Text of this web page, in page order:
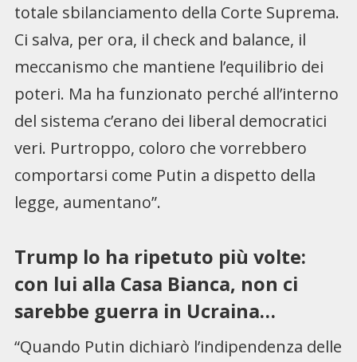
totale sbilanciamento della Corte Suprema.
Ci salva, per ora, il check and balance, il
meccanismo che mantiene l’equilibrio dei
poteri. Ma ha funzionato perché all’interno
del sistema c’erano dei liberal democratici
veri. Purtroppo, coloro che vorrebbero
comportarsi come Putin a dispetto della
legge, aumentano”.
Trump lo ha ripetuto più volte:
con lui alla Casa Bianca, non ci
sarebbe guerra in Ucraina…
“Quando Putin dichiarò l’indipendenza delle